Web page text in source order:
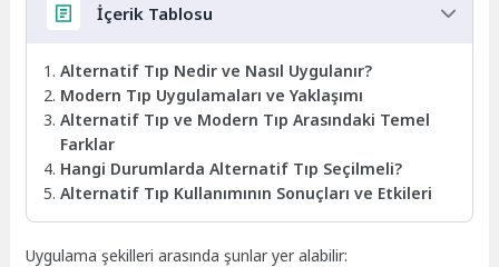
İçerik Tablosu
Alternatif Tıp Nedir ve Nasıl Uygulanır?
Modern Tıp Uygulamaları ve Yaklaşımı
Alternatif Tıp ve Modern Tıp Arasındaki Temel
Farklar
Hangi Durumlarda Alternatif Tıp Seçilmeli?
Alternatif Tıp Kullanımının Sonuçları ve Etkileri
Uygulama şekilleri arasında şunlar yer alabilir: